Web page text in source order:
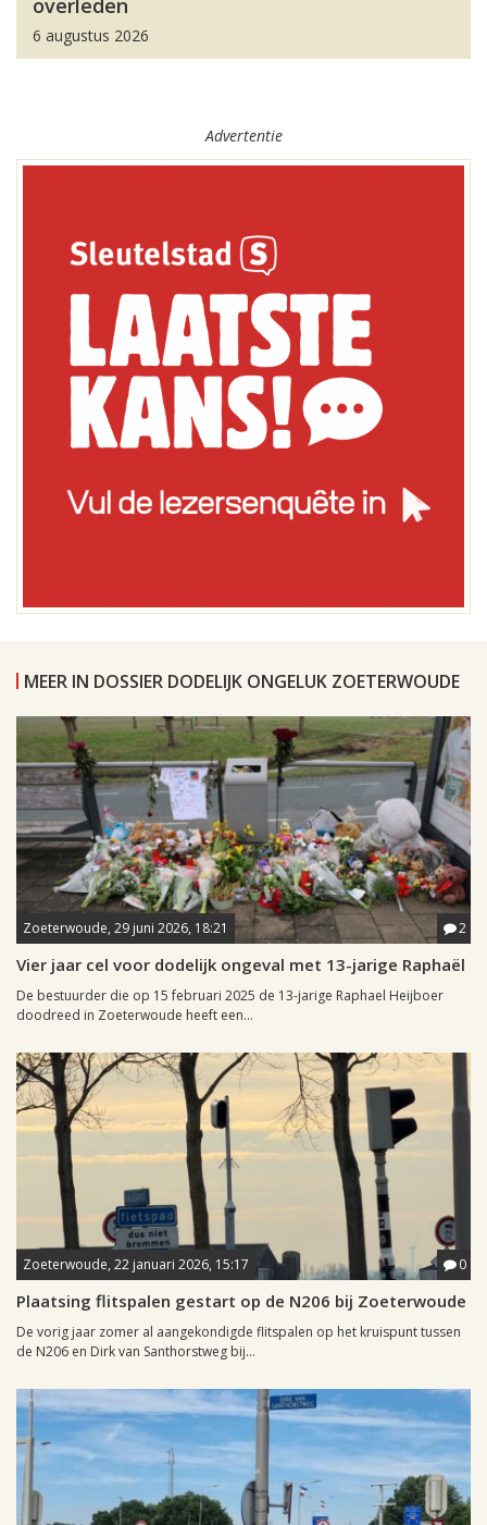
overleden
6 augustus 2026
Advertentie
MEER IN DOSSIER DODELIJK ONGELUK ZOETERWOUDE
Zoeterwoude, 29 juni 2026, 18:21 2
Vier jaar cel voor dodelijk ongeval met 13-jarige Raphaël
De bestuurder die op 15 februari 2025 de 13-jarige Raphael Heijboer
doodreed in Zoeterwoude heeft een...
Zoeterwoude, 22 januari 2026, 15:17 0
Plaatsing flitspalen gestart op de N206 bij Zoeterwoude
De vorig jaar zomer al aangekondigde flitspalen op het kruispunt tussen
de N206 en Dirk van Santhorstweg bij...